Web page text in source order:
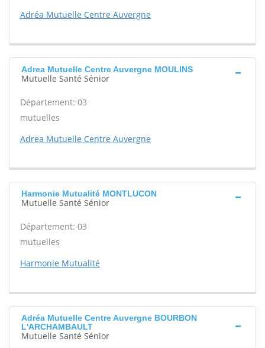
Adréa Mutuelle Centre Auvergne
Adrea Mutuelle Centre Auvergne MOULINS
Mutuelle Santé Sénior
Département: 03
mutuelles
Adrea Mutuelle Centre Auvergne
Harmonie Mutualité MONTLUCON
Mutuelle Santé Sénior
Département: 03
mutuelles
Harmonie Mutualité
Adréa Mutuelle Centre Auvergne BOURBON
L'ARCHAMBAULT
Mutuelle Santé Sénior